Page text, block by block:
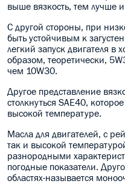
выше вязкость, тем лучше
С другой стороны, при
быть устойчивым к
легкий запуск двигателя
образом, теоретически,
чем 10W30.
Другое представление
столкнуться SAE40,
высокой температуре.
Масла для двигателей, с
так и высокой
разнородными
погодные показатели.
областях-называется